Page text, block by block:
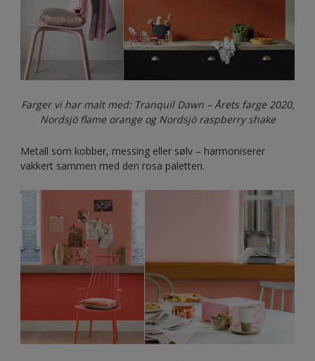
Farger vi har malt med: Tranquil Dawn – Årets farge 2020,
Nordsjö flame orange og Nordsjö raspberry shake
Metall som kobber, messing eller sølv – harmoniserer
vakkert sammen med den rosa paletten.